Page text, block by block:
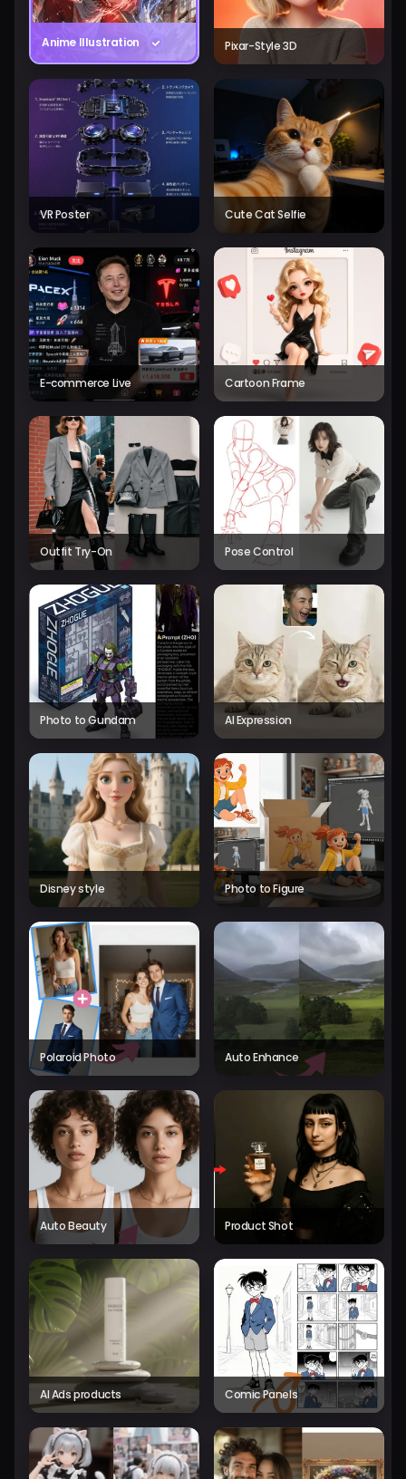
Anime Illustration Pixar-Style 3D
VR Poster Cute Cat Selfie
E-commerce Live Cartoon Frame
Outfit Try-On Pose Control
Photo to Gundam AI Expression
Disney style Photo to Figure
Polaroid Photo Auto Enhance
Auto Beauty Product Shot
AI Ads products Comic Panels